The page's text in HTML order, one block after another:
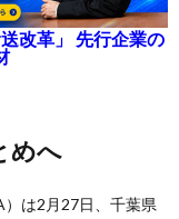
改革」 先行企業の
めへ
は2月27日、千葉県